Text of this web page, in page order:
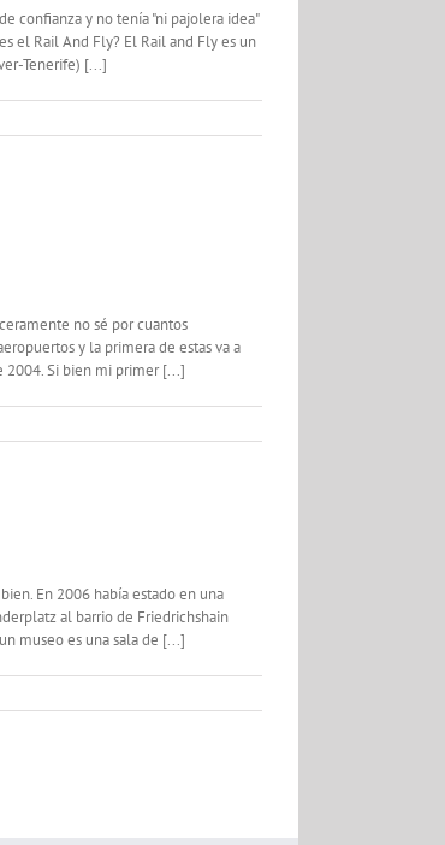
confianza y no tenía "ni pajolera idea"
el Rail And Fly? El Rail and Fly es un
Tenerife) [...]
no sé por cuantos
y la primera de estas va a
2004. Si bien mi primer [...]
En 2006 había estado en una
al barrio de Friedrichshain
museo es una sala de [...]